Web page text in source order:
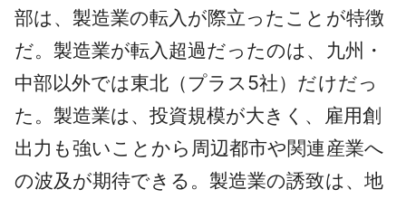
部は、製造業の転入が際立ったことが特徴
だ。製造業が転入超過だったのは、九州・
中部以外では東北（プラス5社）だけだっ
た。製造業は、投資規模が大きく、雇用創
出力も強いことから周辺都市や関連産業へ
の波及が期待できる。製造業の誘致は、地